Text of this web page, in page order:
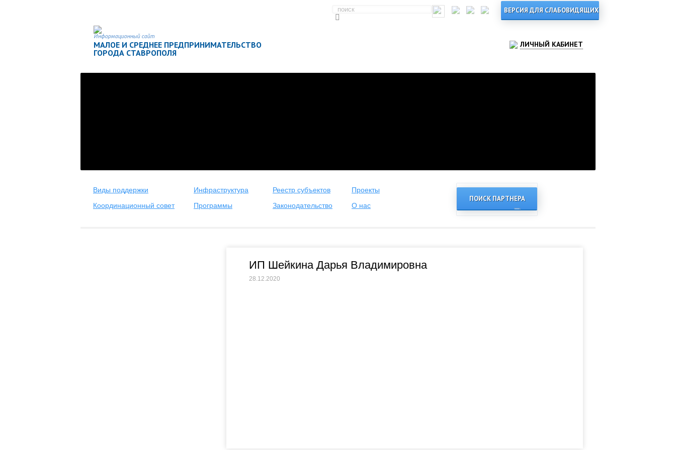
Информационный сайт
МАЛОЕ И СРЕДНЕЕ ПРЕДПРИНИМАТЕЛЬСТВО
ГОРОДА СТАВРОПОЛЯ
ЛИЧНЫЙ КАБИНЕТ
Виды поддержки Инфраструктура Реестр субъектов
Проекты
Координационный совет
Программы Законодательство О нас
ПОИСК ПАРТНЕРА
ИП Шейкина Дарья Владимировна
28.12.2020